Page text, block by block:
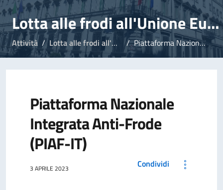
Lotta alle frodi all'Unione Europea
Attività Lotta alle frodi all'Unione Europea Piattaforma Nazionale Integrata Anti-Frode (PIAF-IT)
Piattaforma Nazionale
Integrata Anti-Frode
(PIAF-IT)
3 APRILE 2023 Condividi